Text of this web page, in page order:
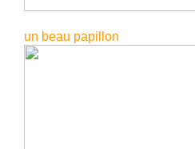
un beau papillon